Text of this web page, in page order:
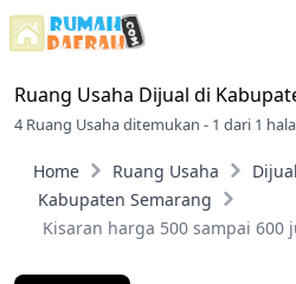
Ruang Usaha Dijual di
4 Ruang Usaha ditemukan - 1 dari 1
Home Ruang Usaha Dijual
Kabupaten Semarang
Kisaran harga 500 sampai 600